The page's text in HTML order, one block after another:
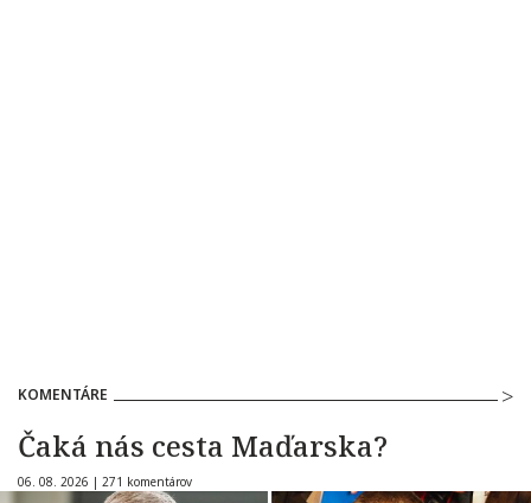
KOMENTÁRE
Čaká nás cesta Maďarska?
06. 08. 2026 | 271 komentárov